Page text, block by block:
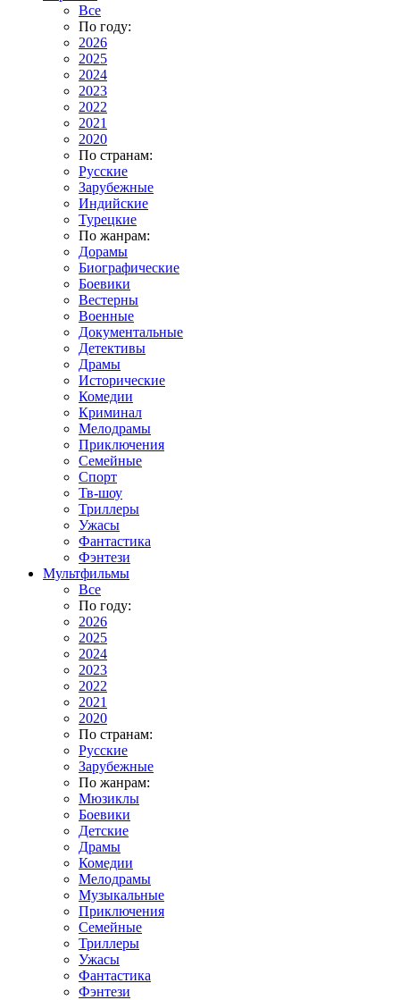
Все
По году:
2026
2025
2024
2023
2022
2021
2020
По странам:
Русские
Зарубежные
Индийские
Турецкие
По жанрам:
Дорамы
Биографические
Боевики
Вестерны
Военные
Документальные
Детективы
Драмы
Исторические
Комедии
Криминал
Мелодрамы
Приключения
Семейные
Спорт
Тв-шоу
Триллеры
Ужасы
Фантастика
Фэнтези
Мультфильмы
Все
По году:
2026
2025
2024
2023
2022
2021
2020
По странам:
Русские
Зарубежные
По жанрам:
Мюзиклы
Боевики
Детские
Драмы
Комедии
Мелодрамы
Музыкальные
Приключения
Семейные
Триллеры
Ужасы
Фантастика
Фэнтези